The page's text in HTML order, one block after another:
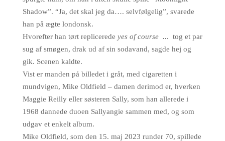
Shadow”. “Ja, det skal jeg da…. selvfølgelig”, svarede
han på ægte londonsk.
Hvorefter han tørt replicerede yes of course ... tog et par
sug af smøgen, drak ud af sin sodavand, sagde hej og
gik. Scenen kaldte.
Vist er manden på billedet i gråt, med cigaretten i
mundvigen, Mike Oldfield – damen derimod er, hverken
Maggie Reilly eller søsteren Sally, som han allerede i
1968 dannede duoen Sallyangie sammen med, og som
udgav et enkelt album.
Mike Oldfield, som den 15. maj 2023 runder 70, spillede